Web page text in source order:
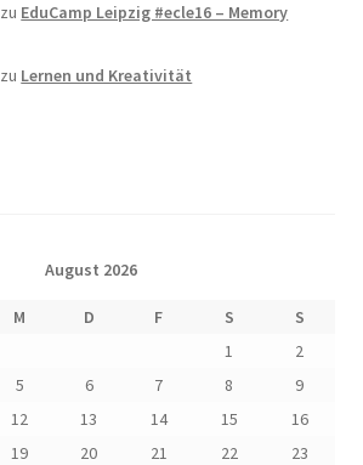
zu EduCamp Leipzig #ecle16 – Memory
zu Lernen und Kreativität
August 2026
M D F S
S
1
2
5 6 7 8
9
12 13 14 15
16
19 20 21 22
23